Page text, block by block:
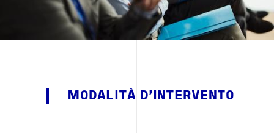
MODALITÀ D'INTERVENTO